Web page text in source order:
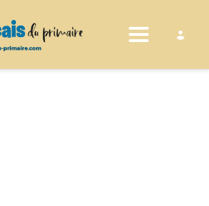
Toggle